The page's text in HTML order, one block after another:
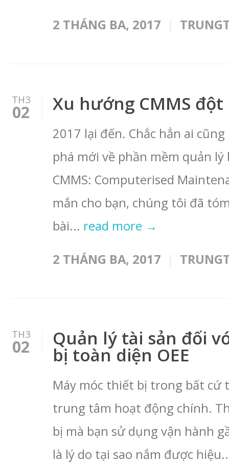
2 THÁNG BA, 2017
TH3
02 Xu hướng CMMS đột
2017 lại đến. Chắc hẳn ai
phá mới về phần mềm quản
CMMS: Computerised
mắn cho bạn, chúng tôi đã
bài... read more →
2 THÁNG BA, 2017
TH3
02 Quản lý tài sản đối
bị toàn diện OEE
Máy móc thiết bị trong bất cứ
trung tâm hoạt động chính.
bị mà bạn sử dụng vận hành
là lý do tại sao nắm được